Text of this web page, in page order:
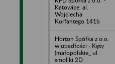
Katowice, al.
Wojciecha
Korfantego 141b
Horton Spółka z o.o.
w upadłości - Kęty
(małopolskie_ ul.
smoliki 2D